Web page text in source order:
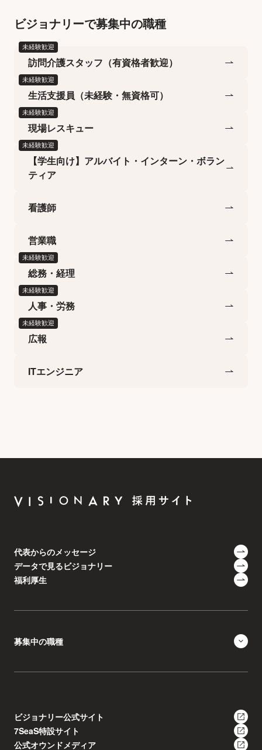
ビジョナリーで募集中の職種
未経験歓迎
訪問介護スタッフ（有資格者歓迎）
未経験歓迎
生活支援員（未経験・無資格可）
未経験歓迎
現場レスキュー
未経験歓迎
【学生向け】アルバイト・インターン・ボラン
ティア
看護師
営業職
未経験歓迎
総務・経理
未経験歓迎
人事・労務
未経験歓迎
広報
ITエンジニア
代表からのメッセージ
データで見るビジョナリー
福利厚生
募集中の職種
ビジョナリー公式サイト
7SeaS特設サイト
公式オウンドメディア